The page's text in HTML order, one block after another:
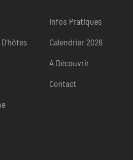
Infos Pratiques
Calendrier 2026
A Découvrir
Contact